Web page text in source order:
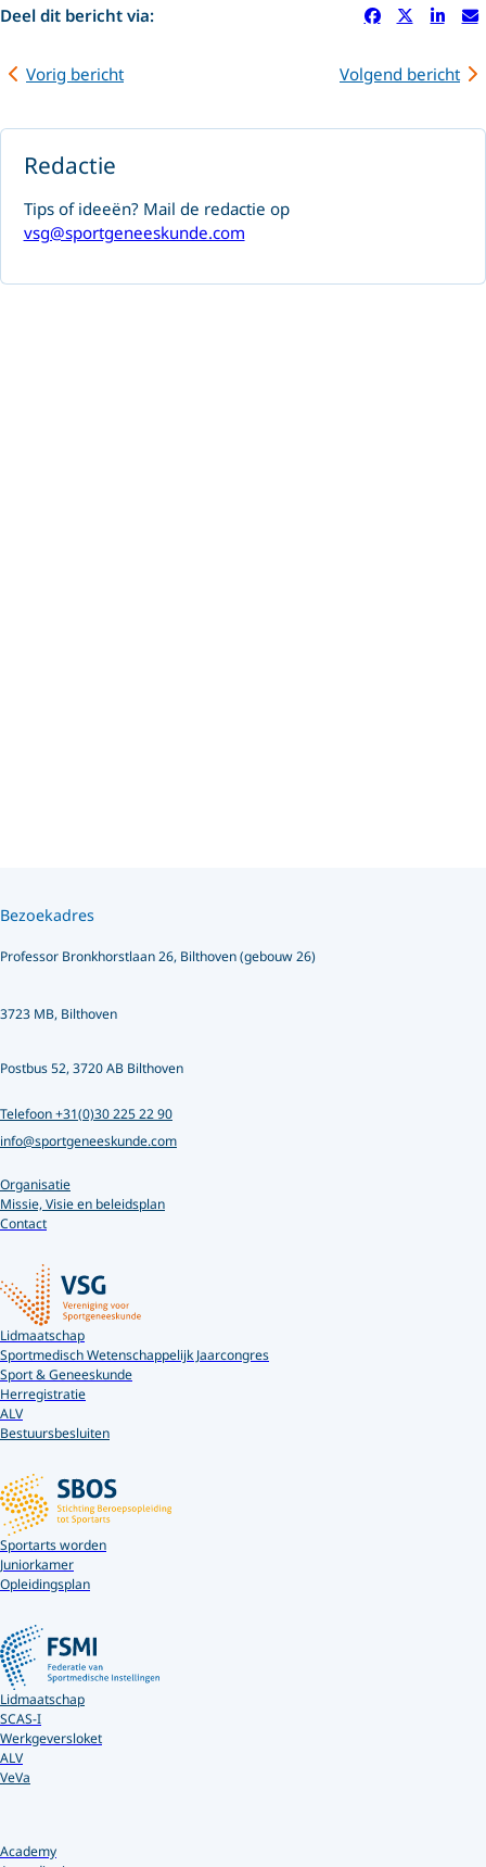
Deel dit bericht via:
Vorig bericht Volgend bericht
Redactie
Tips of ideeën? Mail de redactie op
vsg@sportgeneeskunde.com
Organisatie
Missie, Visie en beleidsplan
Contact
Lidmaatschap
Sportmedisch Wetenschappelijk Jaarcongres
Sport & Geneeskunde
Herregistratie
ALV
Bestuursbesluiten
Sportarts worden
Juniorkamer
Opleidingsplan
Lidmaatschap
SCAS-I
Werkgeversloket
ALV
VeVa
Academy
Bezoekadres
Professor Bronkhorstlaan 26, Bilthoven (gebouw 26)
3723 MB, Bilthoven
Postbus 52, 3720 AB Bilthoven
Telefoon +31(0)30 225 22 90
info@sportgeneeskunde.com